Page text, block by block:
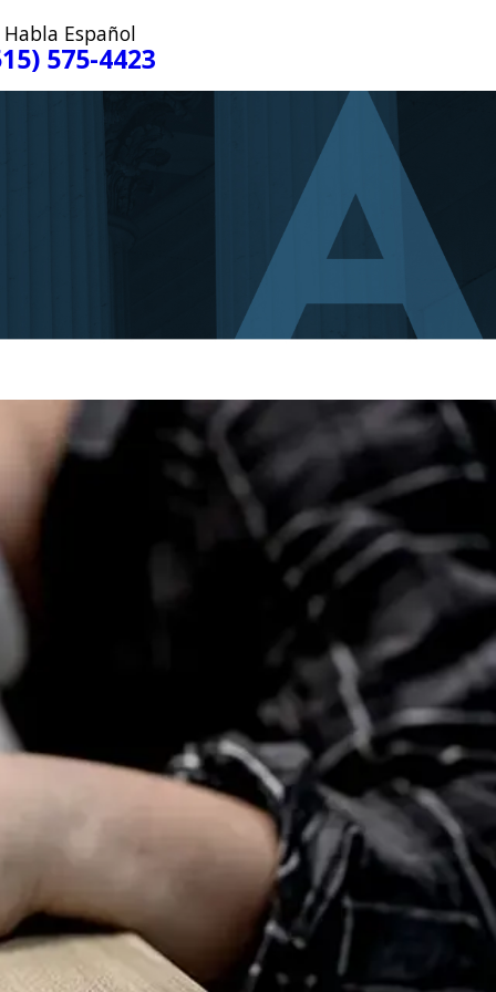
Habla Español
575-4423